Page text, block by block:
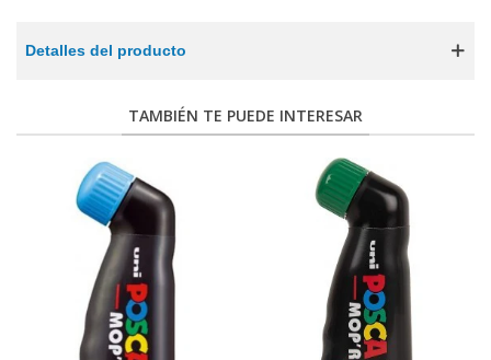
Detalles del producto
TAMBIÉN TE PUEDE INTERESAR